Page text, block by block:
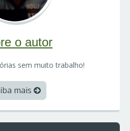
o autor
sem muito trabalho!
mais